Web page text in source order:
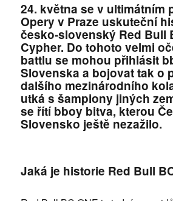
24. května se v ultimátním
Opery v Praze uskuteční
česko-slovenský Red Bull
Cypher. Do tohoto velmi
battlu se mohou přihlásit
Slovenska a bojovat tak o
dalšího mezinárodního
utká s šampiony jiných
se řítí bboy bitva, kterou
Slovensko ještě nezažilo.
Jaká je historie Red Bull